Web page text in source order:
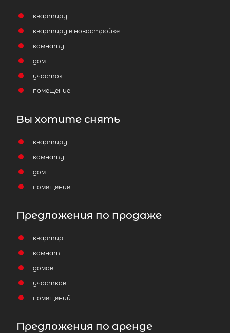
квартиру
квартиру в новостройке
комнату
дом
участок
помещение
Вы хотите снять
квартиру
комнату
дом
помещение
Предложения по продаже
квартир
комнат
домов
участков
помещений
Предложения по аренде